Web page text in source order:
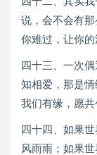
说，会不会有
你难过，让你的
四十三、一次
知相爱，那是
我们有缘，愿共
四十四、如果
风雨雨；如果